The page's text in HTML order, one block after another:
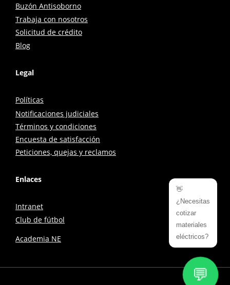
Buzón Antisoborno
Trabaja con nosotros
Solicitud de crédito
Blog
Legal
Políticas
Notificaciones judiciales
Términos y condiciones
Encuesta de satisfacción
Peticiones, quejas y reclamos
Enlaces
Intranet
Club de fútbol
Academia NE
👋
¿Necesitas
cotizar
materiales
eléctricos?
💬